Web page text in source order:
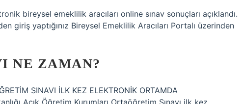
bireysel emeklilik aracıları online sınav sonuçları açıklandı.
giriş yaptığınız Bireysel Emeklilik Aracıları Portalı üzerinden
NE ZAMAN?
SINAVI İLK KEZ ELEKTRONİK ORTAMDA
Açık Öğretim Kurumları Ortaöğretim Sınavı ilk kez